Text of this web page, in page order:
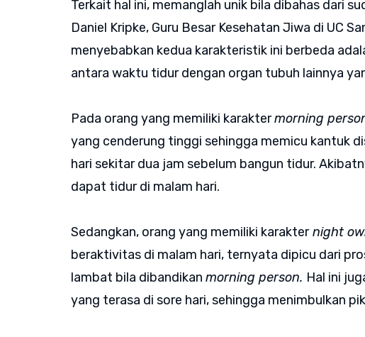
Terkait hal ini, memanglah unik bila dibahas dari
Daniel Kripke, Guru Besar Kesehatan Jiwa di UC
menyebabkan kedua karakteristik ini berbeda
antara waktu tidur dengan organ tubuh lainnya
Pada orang yang memiliki karaktermorning
yang cenderung tinggi sehingga memicu kantuk
hari sekitar dua jam sebelum bangun tidur.
dapat tidur di malam hari.
Sedangkan, orang yang memiliki karakternight
beraktivitas di malam hari, ternyata dipicu dari
lambat bila dibandikan morning person. Hal ini
yang terasa di sore hari, sehingga menimbulkan